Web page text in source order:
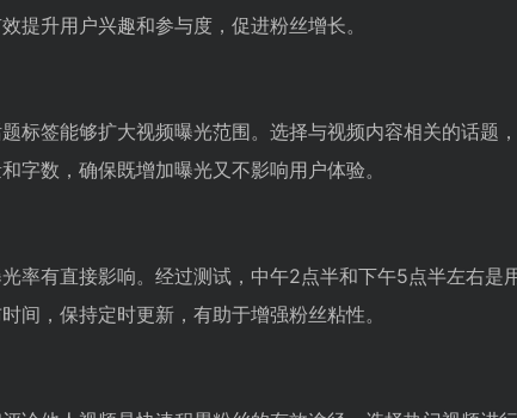
提升用户兴趣和参与度，促进粉丝增长。
标签能够扩大视频曝光范围。选择与视频内容相关的话题
字数，确保既增加曝光又不影响用户体验。
率有直接影响。经过测试，中午2点半和下午5点半左右
间，保持定时更新，有助于增强粉丝粘性。